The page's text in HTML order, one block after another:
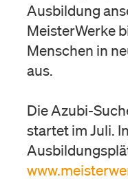
Ausbildung
MeisterWerke
Menschen in
aus.
Die Azubi-
startet im Juli.